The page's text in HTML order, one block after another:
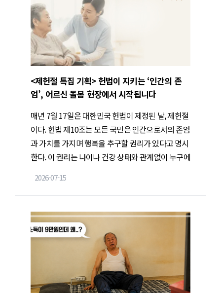
<제헌절 특집 기획> 헌법이 지키는 ‘인간의 존
엄’, 어르신 돌봄 현장에서 시작됩니다
매년 7월 17일은 대한민국 헌법이 제정된 날, 제헌절
이다. 헌법 제10조는 모든 국민은 인간으로서의 존엄
과 가치를 가지며 행복을 추구할 권리가 있다고 명시
한다. 이 권리는 나이나 건강 상태와 관계없이 누구에
을 돌보는 일 역시 결국 ‘존엄을 지키는 일’이다. 오늘
은 제헌절을 맞아 우리가 일상 속에서 실천할 수 있는
존중과 인권에 대해 함께 살펴본다.
2026-07-15